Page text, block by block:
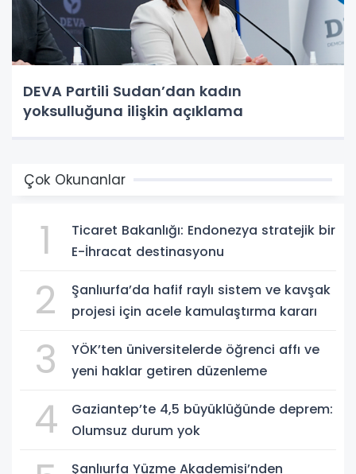
DEVA Partili Sudan’dan kadın
yoksulluğuna ilişkin açıklama
Çok Okunanlar
1
Ticaret Bakanlığı: Endonezya stratejik bir
E-İhracat destinasyonu
2
Şanlıurfa’da hafif raylı sistem ve kavşak
projesi için acele kamulaştırma kararı
3
YÖK’ten üniversitelerde öğrenci affı ve
yeni haklar getiren düzenleme
4
Gaziantep’te 4,5 büyüklüğünde deprem:
Olumsuz durum yok
Şanlıurfa Yüzme Akademisi’nden